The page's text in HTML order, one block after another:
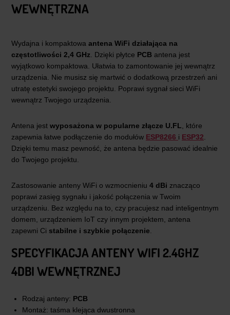
WEWNĘTRZNA
Wydajna i kompaktowa antena WiFi działająca na
częstotliwości 2,4 GHz . Dzięki płytce PCB antena jest
wyjątkowo kompaktowa. Ułatwia to zamontowanie jej wewnątrz
urządzenia. Nie musisz się martwić o dodatkową przestrzeń ani
utratę estetyki swojego projektu. Poprawi sygnał sieci WiFi
wewnątrz Twojego urządzenia.
Antena jest wyposażona w popularne złącze U.FL , które
zapewnia łatwe podłączenie do modułów ESP8266 i ESP32
Dzięki temu masz pewność, że antena będzie pasować idealnie
do Twojego projektu.
Zastosowanie anteny WiFi o wzmocnieniu 4 dBi znacząco
poprawi zasięg sygnału i jakość połączenia w Twoim
urządzeniu. Bez względu na to, czy pracujesz nad inteligentnym
domem, urządzeniem IoT czy innym projektem, antena
zapewni Ci stabilne i szybkie połączenie
SPECYFIKACJA ANTENY WIFI 2.4GHZ
4DBI WEWNĘTRZNEJ
Rodzaj anteny: PCB
Montaż: taśma klejąca dwustronna